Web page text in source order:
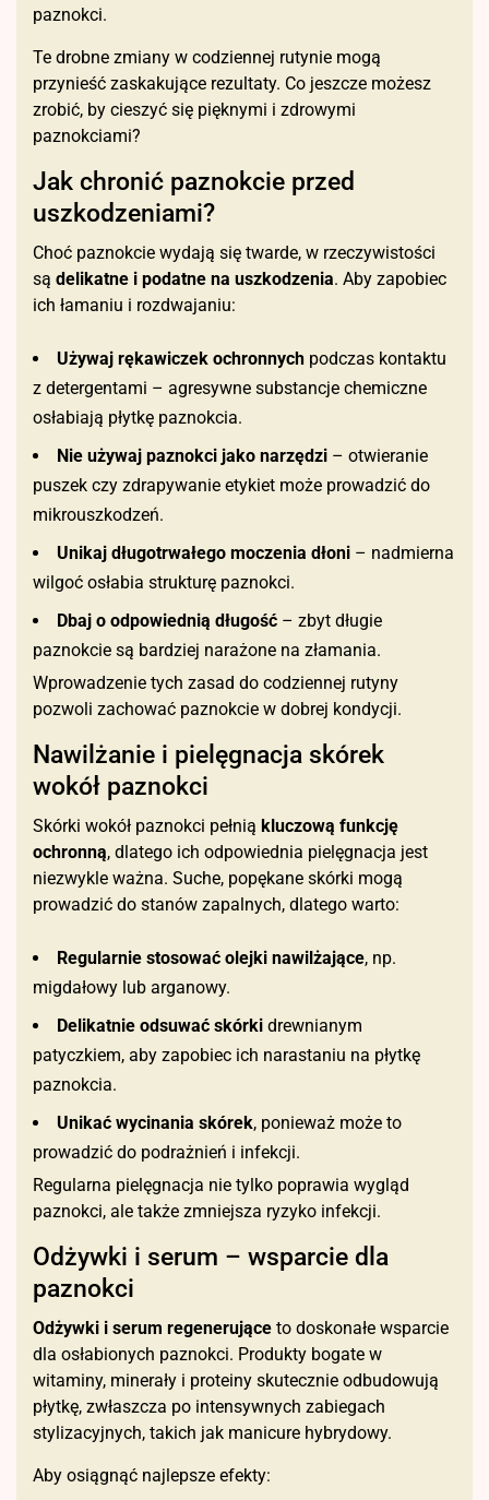
paznokci.
Te drobne zmiany w codziennej rutynie mogą
przynieść zaskakujące rezultaty. Co jeszcze możesz
zrobić, by cieszyć się pięknymi i zdrowymi
paznokciami?
Jak chronić paznokcie przed
uszkodzeniami?
Choć paznokcie wydają się twarde, w rzeczywistości
są delikatne i podatne na uszkodzenia. Aby zapobiec
ich łamaniu i rozdwajaniu:
Używaj rękawiczek ochronnych podczas kontaktu
z detergentami – agresywne substancje chemiczne
osłabiają płytkę paznokcia.
Nie używaj paznokci jako narzędzi – otwieranie
puszek czy zdrapywanie etykiet może prowadzić do
mikrouszkodzeń.
Unikaj długotrwałego moczenia dłoni – nadmierna
wilgoć osłabia strukturę paznokci.
Dbaj o odpowiednią długość – zbyt długie
paznokcie są bardziej narażone na złamania.
Wprowadzenie tych zasad do codziennej rutyny
pozwoli zachować paznokcie w dobrej kondycji.
Nawilżanie i pielęgnacja skórek
wokół paznokci
Skórki wokół paznokci pełnią kluczową funkcję
ochronną, dlatego ich odpowiednia pielęgnacja jest
niezwykle ważna. Suche, popękane skórki mogą
prowadzić do stanów zapalnych, dlatego warto:
Regularnie stosować olejki nawilżające, np.
migdałowy lub arganowy.
Delikatnie odsuwać skórki drewnianym
patyczkiem, aby zapobiec ich narastaniu na płytkę
paznokcia.
Unikać wycinania skórek, ponieważ może to
prowadzić do podrażnień i infekcji.
Regularna pielęgnacja nie tylko poprawia wygląd
paznokci, ale także zmniejsza ryzyko infekcji.
Odżywki i serum – wsparcie dla
paznokci
Odżywki i serum regenerujące to doskonałe wsparcie
dla osłabionych paznokci. Produkty bogate w
witaminy, minerały i proteiny skutecznie odbudowują
płytkę, zwłaszcza po intensywnych zabiegach
stylizacyjnych, takich jak manicure hybrydowy.
Aby osiągnąć najlepsze efekty: